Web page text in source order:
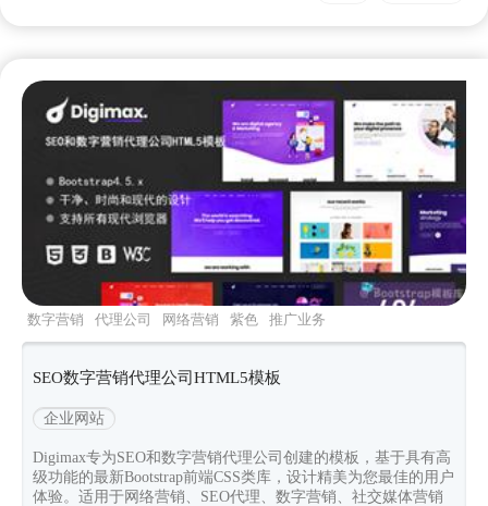
数字营销 代理公司 网络营销 紫色 推广业务
SEO数字营销代理公司HTML5模板
企业网站
Digimax专为SEO和数字营销代理公司创建的模板，基于具有高
级功能的最新Bootstrap前端CSS类库，设计精美为您最佳的用户
体验。适用于网络营销、SEO代理、数字营销、社交媒体营销